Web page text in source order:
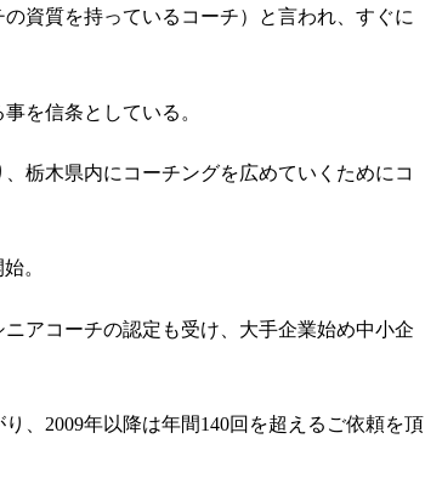
資質を持っているコーチ）と言われ、すぐに
を信条としている。
栃木県内にコーチングを広めていくためにコ
。
アコーチの認定も受け、大手企業始め中小企
、2009年以降は年間140回を超えるご依頼を頂